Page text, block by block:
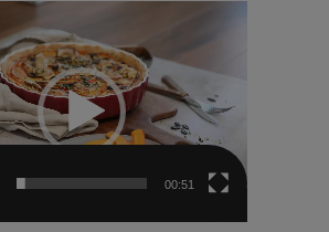
00:51